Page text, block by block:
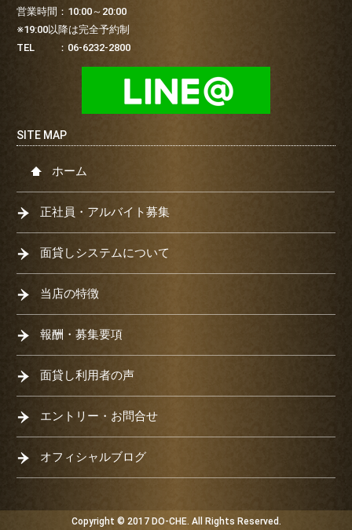
営業時間：10:00～20:00
※19:00以降は完全予約制
TEL ：06-6232-2800
ホーム
正社員・アルバイト募集
面貸しシステムについて
当店の特徴
報酬・募集要項
面貸し利用者の声
エントリー・お問合せ
オフィシャルブログ
Copyright © 2017 DO-CHE. All Rights Reserved.